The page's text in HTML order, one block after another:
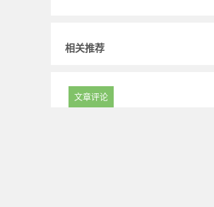
相关推荐
文章评论